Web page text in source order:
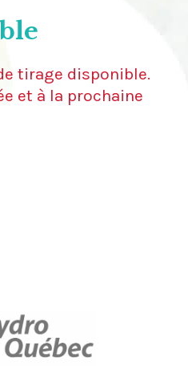
tirage disponible.
et à la prochaine